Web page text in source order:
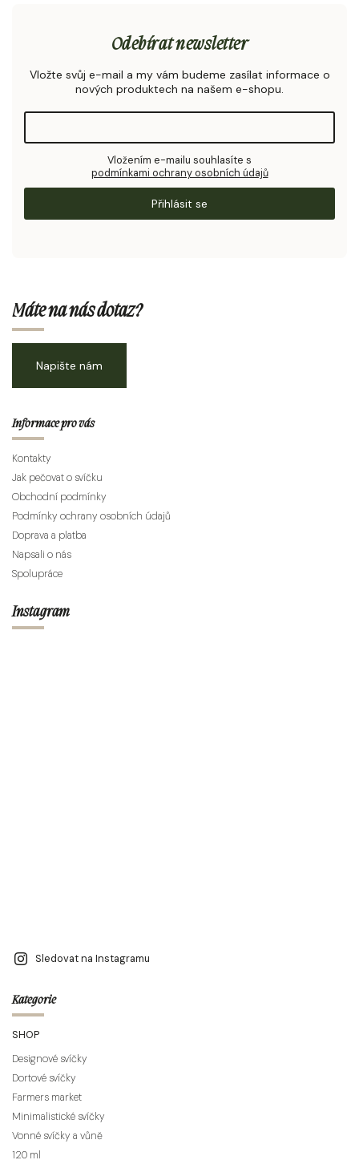
Odebírat newsletter
Vložte svůj e-mail a my vám budeme zasílat informace o
nových produktech na našem e-shopu.
podmínkami ochrany osobních údajů
Přihlásit se
Máte na nás dotaz?
Napište nám
Informace pro vás
Kontakty
Jak pečovat o svíčku
Obchodní podmínky
Podmínky ochrany osobních údajů
Doprava a platba
Napsali o nás
Spolupráce
Instagram
Sledovat na Instagramu
Kategorie
SHOP
Designové svíčky
Dortové svíčky
Farmers market
Minimalistické svíčky
Vonné svíčky a vůně
120 ml